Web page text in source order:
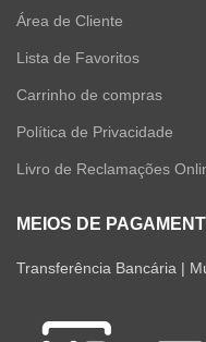
Área de Cliente
Lista de Favoritos
Carrinho de compras
Política de Privacidade
Livro de Reclamações
MEIOS DE
Transferência Bancária |